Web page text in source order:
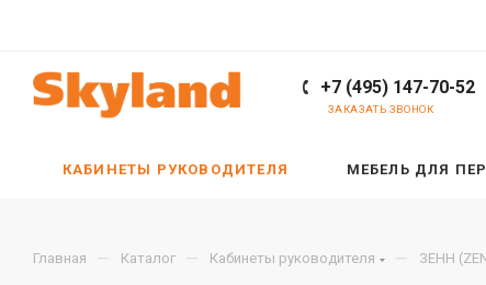
+7 (495) 147-70-52
ЗАКАЗАТЬ ЗВОНОК
КАБИНЕТЫ РУКОВОДИТЕЛЯ МЕБЕЛЬ ДЛЯ
Главная — Каталог — Кабинеты руководителя — ЗЕНН